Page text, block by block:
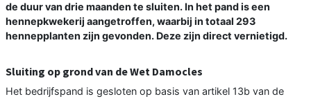
de duur van drie maanden te sluiten. In het pand is een
hennepkwekerij aangetroffen, waarbij in totaal 293
hennepplanten zijn gevonden. Deze zijn direct vernietigd.
Sluiting op grond van de Wet Damocles
Het bedrijfspand is gesloten op basis van artikel 13b van de